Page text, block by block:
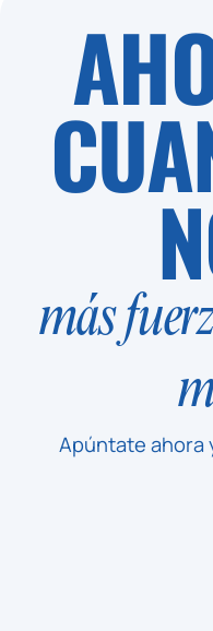
más
Apúntate ahora